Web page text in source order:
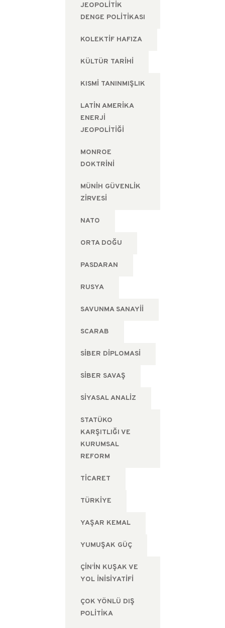
JEOPOLITIK
DENGE POLITIKASI
KOLEKTIF HAFIZA
KÜLTÜR TARIHI
KISMI TANINMIŞLIK
LATIN AMERIKA
ENERJI
JEOPOLITIĞI
MONROE
DOKTRINI
MÜNIH GÜVENLIK
ZIRVESI
NATO
ORTA DOĞU
PASDARAN
RUSYA
SAVUNMA SANAYII
SCARAB
SIBER DIPLOMASI
SIBER SAVAŞ
SIYASAL ANALIZ
STATÜKO
KARŞITLIĞI VE
KURUMSAL
REFORM
TICARET
TÜRKIYE
YAŞAR KEMAL
YUMUŞAK GÜÇ
ÇIN’IN KUŞAK VE
YOL İNISIYATIFI
ÇOK YÖNLÜ DIŞ
POLITIKA